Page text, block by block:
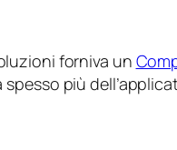
forniva un
più